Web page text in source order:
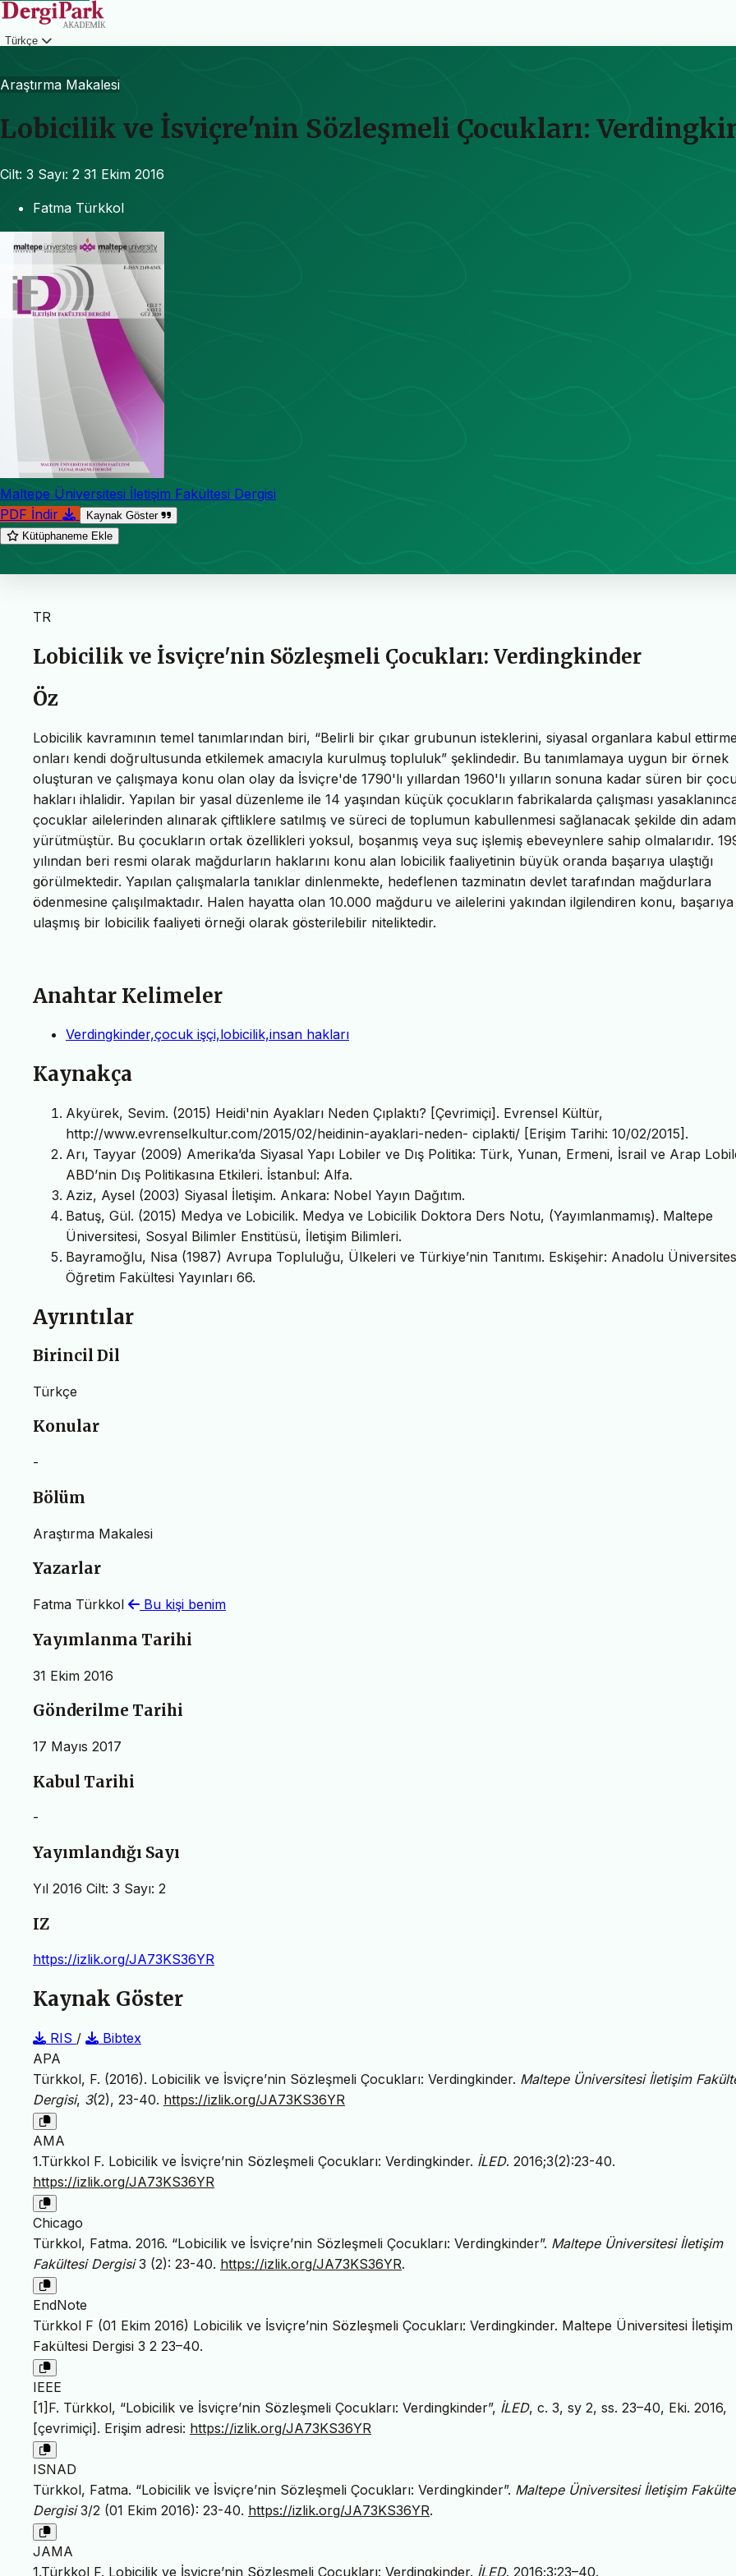
Türkçe
Araştırma Makalesi
Lobicilik ve İsviçre'nin Sözleşmeli Çocukları:
Cilt: 3 Sayı: 2 31 Ekim 2016
Fatma Türkkol
Maltepe Üniversitesi İletişim Fakültesi Dergisi
PDF İndir
Kaynak Göster
Kütüphaneme Ekle
TR
Lobicilik ve İsviçre'nin Sözleşmeli Çocukları: Verdingkinder
Öz
Lobicilik kavramının temel tanımlarından biri, “Belirli bir çıkar grubunun isteklerini, siyasal organlara kabul
onları kendi doğrultusunda etkilemek amacıyla kurulmuş topluluk” şeklindedir. Bu tanımlamaya uygun bir örnek
oluşturan ve çalışmaya konu olan olay da İsviçre'de 1790'lı yıllardan 1960'lı yılların sonuna kadar süren bir
hakları ihlalidir. Yapılan bir yasal düzenleme ile 14 yaşından küçük çocukların fabrikalarda çalışması
çocuklar ailelerinden alınarak çiftliklere satılmış ve süreci de toplumun kabullenmesi sağlanacak şekilde din
yürütmüştür. Bu çocukların ortak özellikleri yoksul, boşanmış veya suç işlemiş ebeveynlere sahip olmalarıdır.
yılından beri resmi olarak mağdurların haklarını konu alan lobicilik faaliyetinin büyük oranda başarıya ulaştığı
görülmektedir. Yapılan çalışmalarla tanıklar dinlenmekte, hedeflenen tazminatın devlet tarafından mağdurlara
ödenmesine çalışılmaktadır. Halen hayatta olan 10.000 mağduru ve ailelerini yakından ilgilendiren konu, başarıya
ulaşmış bir lobicilik faaliyeti örneği olarak gösterilebilir niteliktedir.
Anahtar Kelimeler
Verdingkinder,çocuk işçi,lobicilik,insan hakları
Kaynakça
Akyürek, Sevim. (2015) Heidi'nin Ayakları Neden Çıplaktı? [Çevrimiçi]. Evrensel Kültür,
http://www.evrenselkultur.com/2015/02/heidinin-ayaklari-neden- ciplakti/ [Erişim Tarihi: 10/02/2015].
Arı, Tayyar (2009) Amerika’da Siyasal Yapı Lobiler ve Dış Politika: Türk, Yunan, Ermeni, İsrail ve Arap
ABD’nin Dış Politikasına Etkileri. İstanbul: Alfa.
Aziz, Aysel (2003) Siyasal İletişim. Ankara: Nobel Yayın Dağıtım.
Batuş, Gül. (2015) Medya ve Lobicilik. Medya ve Lobicilik Doktora Ders Notu, (Yayımlanmamış). Maltepe
Üniversitesi, Sosyal Bilimler Enstitüsü, İletişim Bilimleri.
Bayramoğlu, Nisa (1987) Avrupa Topluluğu, Ülkeleri ve Türkiye’nin Tanıtımı. Eskişehir: Anadolu
Öğretim Fakültesi Yayınları 66.
Ayrıntılar
Birincil Dil
Türkçe
Konular
-
Bölüm
Araştırma Makalesi
Yazarlar
Fatma Türkkol Bu kişi benim
Yayımlanma Tarihi
31 Ekim 2016
Gönderilme Tarihi
17 Mayıs 2017
Kabul Tarihi
-
Yayımlandığı Sayı
Yıl 2016 Cilt: 3 Sayı: 2
IZ
https://izlik.org/JA73KS36YR
Kaynak Göster
RIS /
Bibtex
APA
Türkkol, F. (2016). Lobicilik ve İsviçre’nin Sözleşmeli Çocukları: Verdingkinder. Maltepe Üniversitesi İletişim
Dergisi, 3(2), 23-40. https://izlik.org/JA73KS36YR
AMA
1.Türkkol F. Lobicilik ve İsviçre’nin Sözleşmeli Çocukları: Verdingkinder. İLED. 2016;3(2):23-40.
https://izlik.org/JA73KS36YR
Chicago
Türkkol, Fatma. 2016. “Lobicilik ve İsviçre’nin Sözleşmeli Çocukları: Verdingkinder”. Maltepe Üniversitesi İletişim
Fakültesi Dergisi3 (2): 23-40. https://izlik.org/JA73KS36YR.
EndNote
Türkkol F (01 Ekim 2016) Lobicilik ve İsviçre’nin Sözleşmeli Çocukları: Verdingkinder. Maltepe Üniversitesi İletişim
Fakültesi Dergisi 3 2 23–40.
IEEE
[1]F. Türkkol, “Lobicilik ve İsviçre’nin Sözleşmeli Çocukları: Verdingkinder”, İLED, c. 3, sy 2, ss. 23–40, Eki. 2016,
[çevrimiçi]. Erişim adresi: https://izlik.org/JA73KS36YR
ISNAD
Türkkol, Fatma. “Lobicilik ve İsviçre’nin Sözleşmeli Çocukları: Verdingkinder”. Maltepe Üniversitesi İletişim
Dergisi3/2 (01 Ekim 2016): 23-40. https://izlik.org/JA73KS36YR.
JAMA
1.Türkkol F. Lobicilik ve İsviçre’nin Sözleşmeli Çocukları: Verdingkinder. İLED. 2016;3:23–40.